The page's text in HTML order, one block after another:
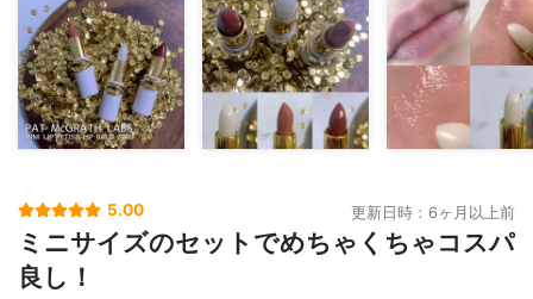
5.00 更新日時：6ヶ月以上前
ミニサイズのセットでめちゃくちゃコスパ
良し！